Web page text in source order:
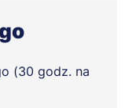
(30 godz. na